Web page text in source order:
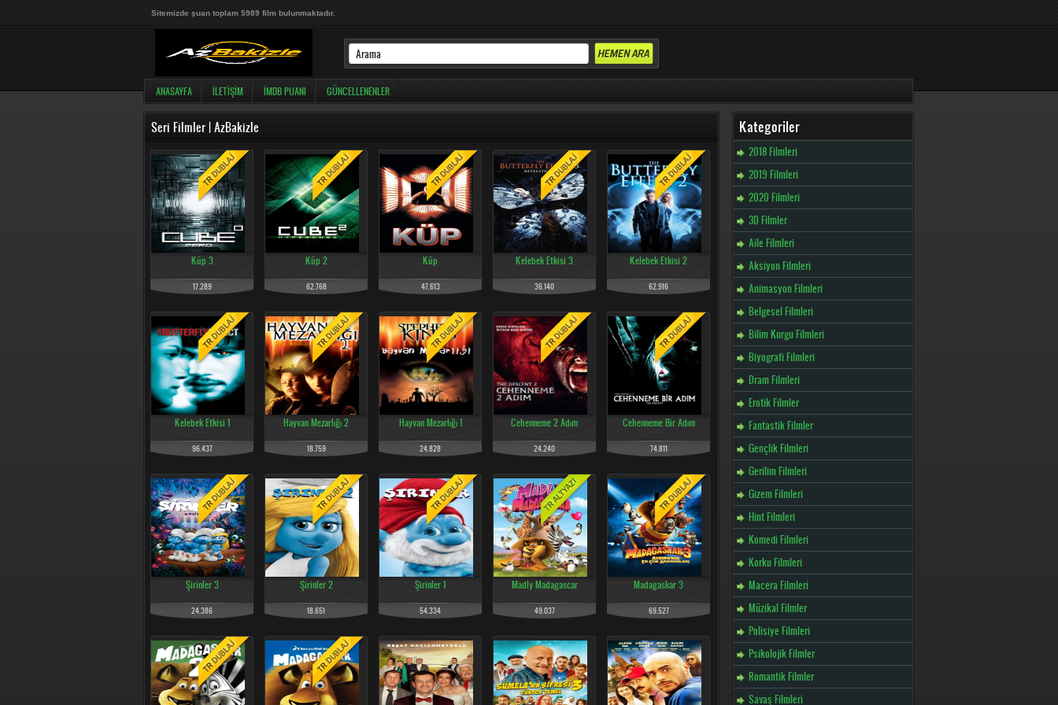
Sitemizde şuan toplam 5989 film bulunmaktadır.
ANASAYFA İLETIŞIM İMDB PUANI GÜNCELLENENLER
Seri Filmler | AzBakizle
Küp 3
17.289
Küp 2
62.768
Küp
47.613
Kelebek Etkisi 3
36.140
Kelebek Etkisi 2
62.916
Kelebek Etkisi 1
96.437
Hayvan Mezarlığı 2
18.759
Hayvan Mezarlığı 1
24.828
Cehenneme 2 Adım
24.240
Cehenneme Bir Adım
74.811
Şirinler 3
24.386
Şirinler 2
18.651
Şirinler 1
54.334
Madly Madagascar
49.037
Madagaskar 3
69.527
Kategoriler
2018 Filmleri
2019 Filmleri
2020 Filmleri
3D Filmler
Aile Filmleri
Aksiyon Filmleri
Animasyon Filmleri
Belgesel Filmleri
Bilim Kurgu Filmleri
Biyografi Filmleri
Dram Filmleri
Erotik Filmler
Fantastik Filmler
Gençlik Filmleri
Gerilim Filmleri
Gizem Filmleri
Hint Filmleri
Komedi Filmleri
Korku Filmleri
Macera Filmleri
Müzikal Filmler
Polisiye Filmleri
Psikolojik Filmler
Romantik Filmler
Savaş Filmleri